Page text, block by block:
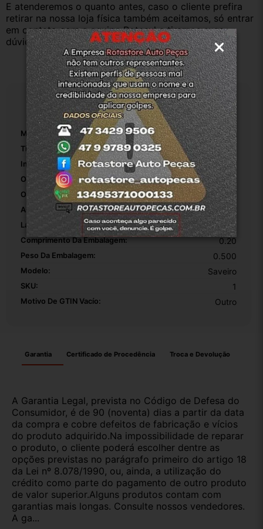
E atenderemos o quanto antes, caso o cliente prefira
retirar na nossa loja física também aceitamos, só entrar
em contato com a equipe Rotasul e tiramos suas
dúvidas.
Especificações
Marca: Volkswagen
Tipo De Veículo: Carro/Caminhonete
Inclui Parafusos: False
Origem: Original
OEM: 1
Altura Da Embalagem: 0.20
Largura Da Embalagem: 0.20
Comprimento Da Embalagem: 0.20
Peso Da Embalagem: 0.500
Modelo: Saveiro
SKU: 1
Motivo De GTIN Vacío: Outro
Garantia Certificado de Procedência Troca e Devolução
A Garantia Legal, prevista no Código de Defesa do
Consumidor, é de 90 (noventa) dias a partir da data
da compra e cobre defeitos de fabricação e vícios
do produto adquirido.Na impossibilidade de reparar
o produto, o cliente poderá escolher dentre as
opções previstas no parágrafo primeiro do artigo 18
da Lei nº 8.078/1990, ou, ainda, a utilização do
crédito como parte do pagamento de outro produto
de valor superior.Alguns produtos contam com
garantias mais longas. Consulte nossos vendedores.
A ga...